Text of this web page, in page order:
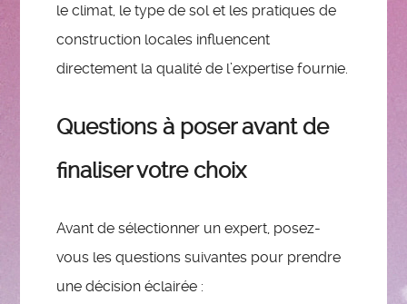
le climat, le type de sol et les pratiques de
construction locales influencent
directement la qualité de l’expertise fournie.
Questions à poser avant de
finaliser votre choix
Avant de sélectionner un expert, posez-
vous les questions suivantes pour prendre
une décision éclairée :